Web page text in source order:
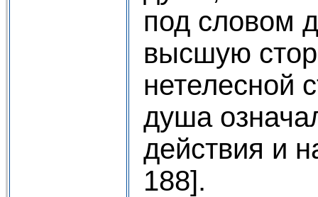
под словом
высшую
нетелесной
душа
действия и
188].